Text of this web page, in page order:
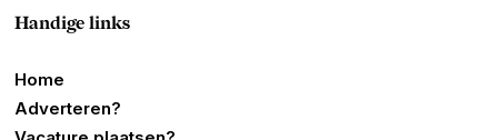
Handige links
Home
Adverteren?